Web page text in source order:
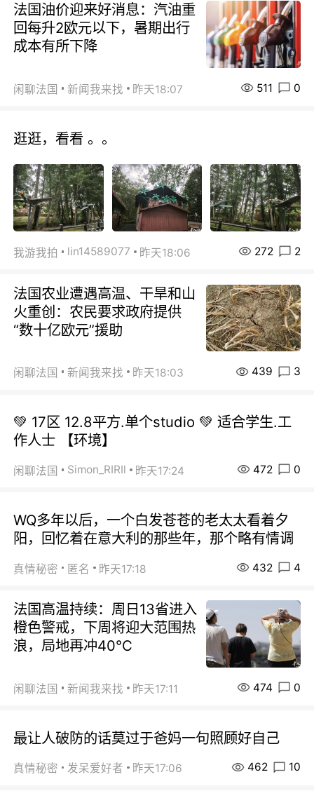
法国油价迎来好消息：汽油重
回每升2欧元以下，暑期出行
成本有所下降
闲聊法国 新闻我来找 昨天18:07 511 0
逛逛，看看 。。
我游我拍 lin14589077 昨天18:06 272 2
法国农业遭遇高温、干旱和山
火重创：农民要求政府提供
“数十亿欧元”援助
闲聊法国 新闻我来找 昨天18:03 439 3
💚 17区 12.8平方.单个studio 💚 适合学生.工
作人士 【环境】
闲聊法国 Simon_RIRIl 昨天17:24 472 0
WQ多年以后，一个白发苍苍的老太太看着夕
阳，回忆着在意大利的那些年，那个略有情调
真情秘密 匿名 昨天17:18 432 4
法国高温持续：周日13省进入
橙色警戒，下周将迎大范围热
浪，局地再冲40℃
闲聊法国 新闻我来找 昨天17:11 474 0
最让人破防的话莫过于爸妈一句照顾好自己
真情秘密 发呆爱好者 昨天17:06 462 10